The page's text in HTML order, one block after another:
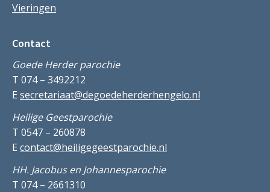
Vieringen
Contact
Goede Herder parochie
T 074 – 3492212
E secretariaat@degoedeherderhengelo.nl
Heilige Geestparochie
T 0547 – 260878
E contact@heiligegeestparochie.nl
HH. Jacobus en Johannesparochie
T 074 – 2661310